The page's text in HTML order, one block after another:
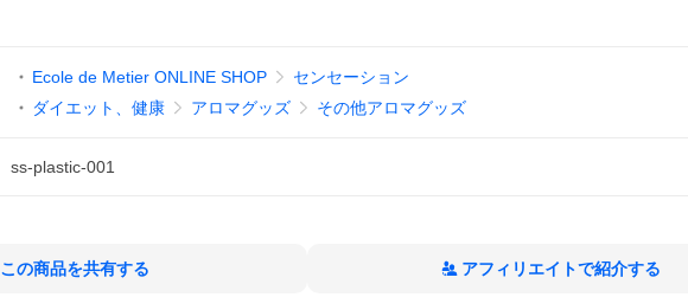
Ecole de Metier ONLINE SHOP
センセーション
ダイエット、健康
アロマグッズ その他アロマグッズ
ss-plastic-001
この商品を共有する アフィリエイトで紹介する